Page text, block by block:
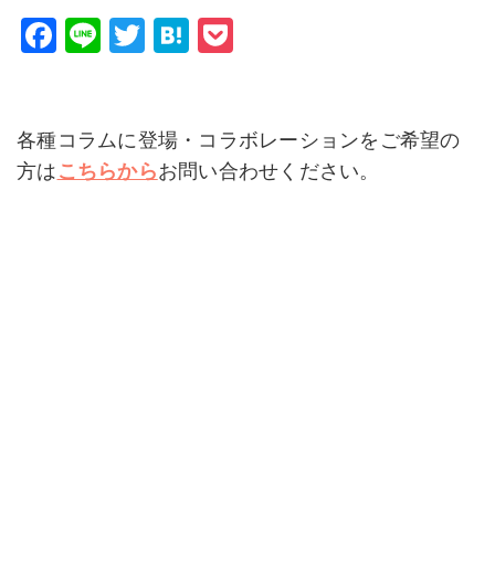
F
e
b
Li
T
er
H
n
a
k
et
各種コラムに登場・コラボレーションをご希望の
方は こちらからお問い合わせください。